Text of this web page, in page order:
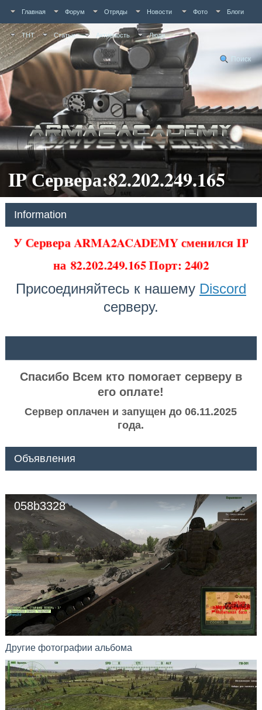
Главная Форум Отряды Новости Фото Блоги
ТНТ Статьи Активность Люди
Поиск
IP Сервера:82.202.249.165
Information
У Сервера ARMA2ACADEMY сменился IP
на82.202.249.165 Порт: 2402
Присоединяйтесь к нашему Discord
серверу.
Спасибо Всем кто помогает серверу в
его оплате!
Сервер оплачен и запущен до 06.11.2025
года.
Объявления
058b3328
Другие фотографии альбома